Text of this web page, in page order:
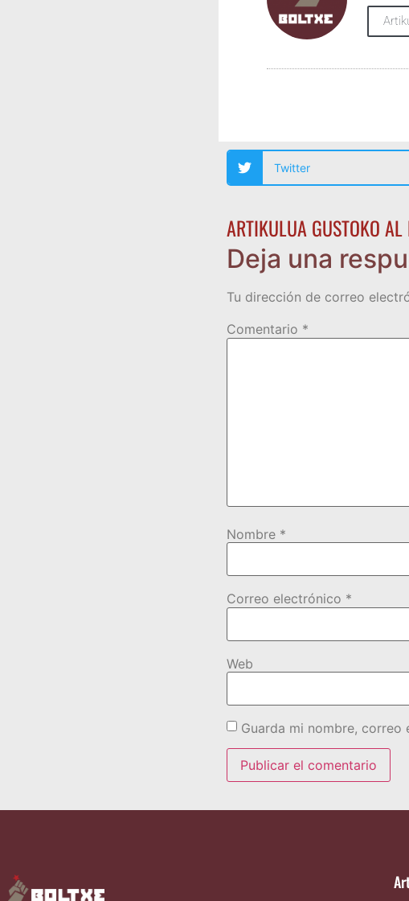
Twitter
ARTIKULUA GUSTOKO
Deja una
Tu dirección de correo
Comentario *
Nombre *
Correo electrónico *
Web
Guarda mi nombre,